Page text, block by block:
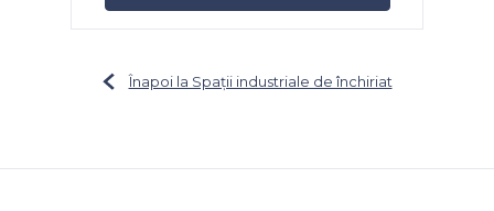
Înapoi la Spații industriale de închiriat